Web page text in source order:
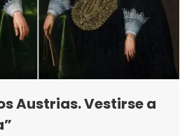
Austrias. Vestirse a